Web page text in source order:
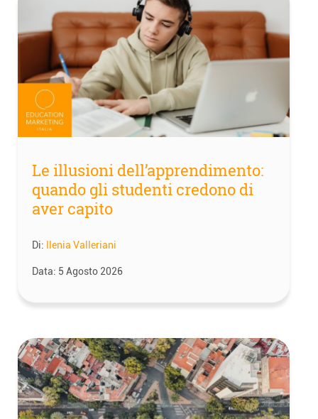
Le illusioni dell’apprendimento:
quando gli studenti credono di
aver capito
Di: Ilenia Valleriani
Data: 5 Agosto 2026